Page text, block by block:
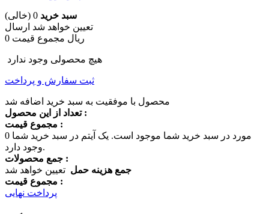
سبد خرید 0 (خالی)
تعیین خواهد شد ارسال
0 ریال مجموع قیمت
هیچ محصولی وجود ندارد
ثبت سفارش و پرداخت
محصول با موفقیت به سبد خرید اضافه شد
تعداد از این محصول :
مجموع قیمت :
0
مورد در سبد خرید شما موجود است. یک آیتم در سبد خرید شما
وجود دارد.
جمع محصولات :
جمع هزینه حمل تعیین خواهد شد
مجموع قیمت :
پرداخت نهایی